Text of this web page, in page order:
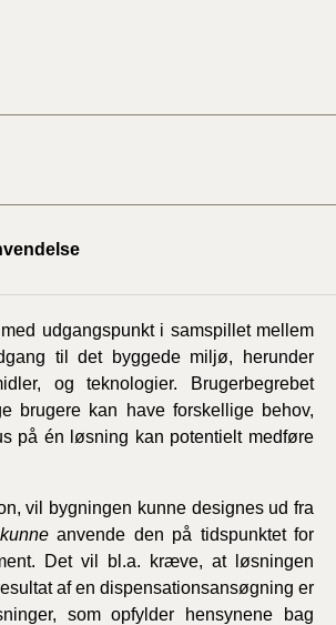
2021)
BR18 (1/7-31/12
2020)
BR18 (10/3-30/6
BR18 (1/1-9/3 2020)
BR18 (4/7-31/12
2019)
udgangspunkt i samspillet mellem
til det byggede miljø, herunder
og teknologier. Brugerbegrebet
brugere kan have forskellige behov,
på én løsning kan potentielt medføre
vil bygningen kunne designes ud fra
kunne anvende den på tidspunktet for
Det vil bl.a. kræve, at løsningen
af en dispensationsansøgning er
som opfylder hensynene bag